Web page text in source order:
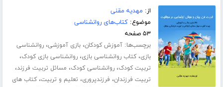
از: مهدیه مقنی
موضوع:کتاب‌های روانشناسی
۵۳ صفحه
برچسب‌ها:آموزش کودکان،بازی آموزشی،روانشناسی
بازی،کتاب روانشناسی بازی،روانشناسی بازی کودک،
تربیت کودک،روانشناسی کودک، مسائل تربیت فرزند،
تربیت فرزندان، فرزندپروری، تعلیم و تربیت،کتاب های